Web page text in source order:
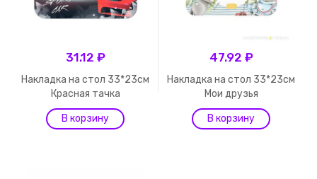
31.12 ₽
Накладка на стол 33*23см
Красная тачка
47.92 ₽
Накладка на стол 33*23см
Мои друзья